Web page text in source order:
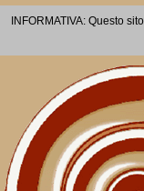
INFORMATIVA: Questo